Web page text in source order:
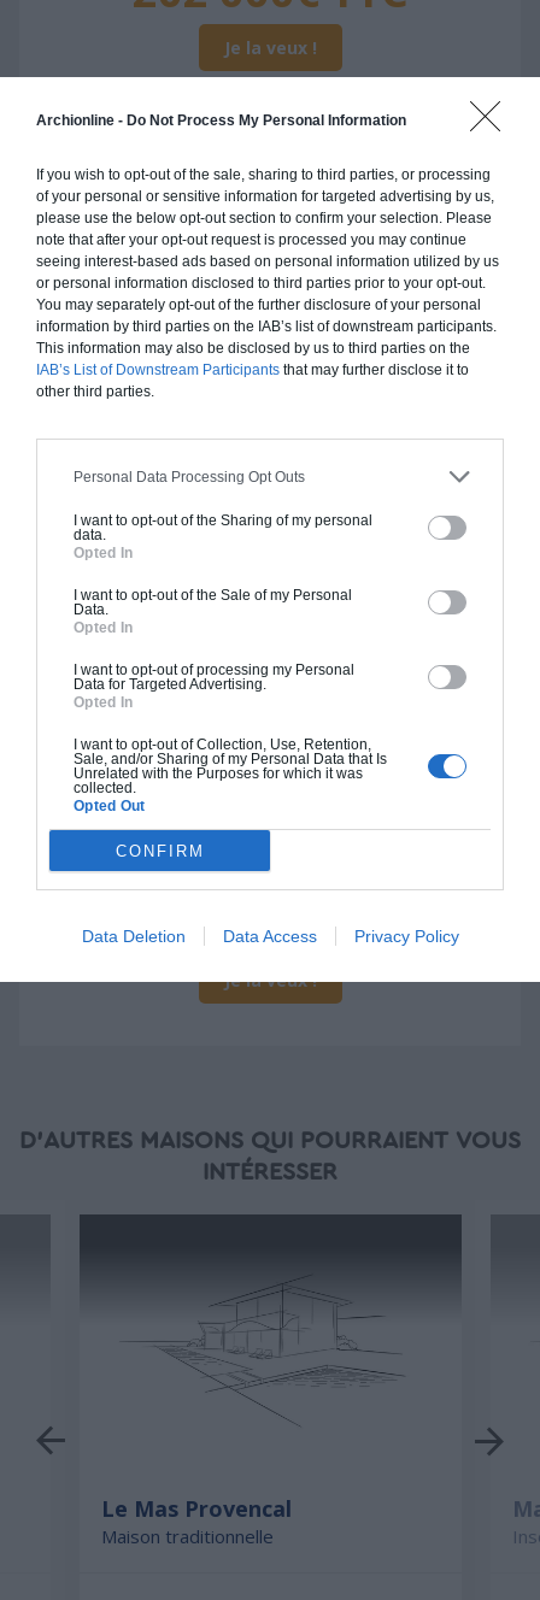
Archionline - Do Not Process My Personal Information
If you wish to opt-out of the sale, sharing to third parties, or processing
of your personal or sensitive information for targeted advertising by us,
please use the below opt-out section to confirm your selection. Please
note that after your opt-out request is processed you may continue
seeing interest-based ads based on personal information utilized by us
or personal information disclosed to third parties prior to your opt-out.
You may separately opt-out of the further disclosure of your personal
information by third parties on the IAB’s list of downstream participants.
This information may also be disclosed by us to third parties on the
IAB’s List of Downstream Participants that may further disclose it to
other third parties.
Personal Data Processing Opt Outs
I want to opt-out of the Sharing of my personal
data.
Opted In
I want to opt-out of the Sale of my Personal
Data.
Opted In
I want to opt-out of processing my Personal
Data for Targeted Advertising.
Opted In
I want to opt-out of Collection, Use, Retention,
Sale, and/or Sharing of my Personal Data that Is
Unrelated with the Purposes for which it was
collected.
Opted Out
CONFIRM
Data Deletion Data Access Privacy Policy
Je la veux !
Construction ossature bois
Chiffrage estimatif pour : Fondations et normes
standards. Construction en ossature bois isolé.
Finitions haut de gamme. Le prix "clé en main"
inclut le gros oeuvre et le second oeuvre (cuisine,
peinture, sols...), mais exclut piscine, jardin et
clôture.
202 000€ TTC
Je la veux !
Construction BBC
Chiffrage estimatif pour : Fondations et normes
(RT 2020). Finitions haut de gamme. Le prix "clé
en main" inclut le gros oeuvre et le second
oeuvre (cuisine, peinture, sols...), mais exclut
piscine, jardin et clôture.
À partir de
235 000€ TTC
Je la veux !
D'AUTRES MAISONS QUI POURRAIENT VOUS
INTÉRESSER
Le Mas Provencal
Maison traditionnelle